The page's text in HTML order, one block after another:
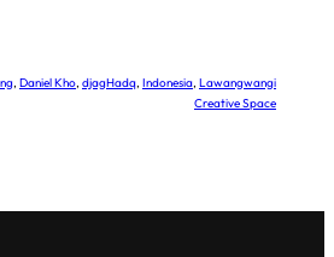
, Daniel Kho, djagHadq, Indonesia, Lawangwangi
Creative Space